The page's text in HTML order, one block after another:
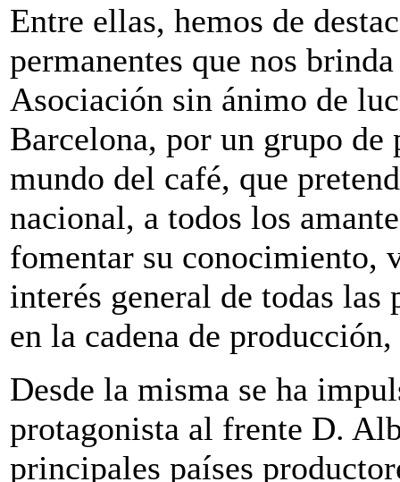
Entre ellas, hemos de
permanentes que nos
Asociación sin ánimo de
Barcelona, por un grupo de
mundo del café, que
nacional, a todos los
fomentar su conocimiento,
interés general de todas las
en la cadena de
Desde la misma se ha
protagonista al frente D.
principales países